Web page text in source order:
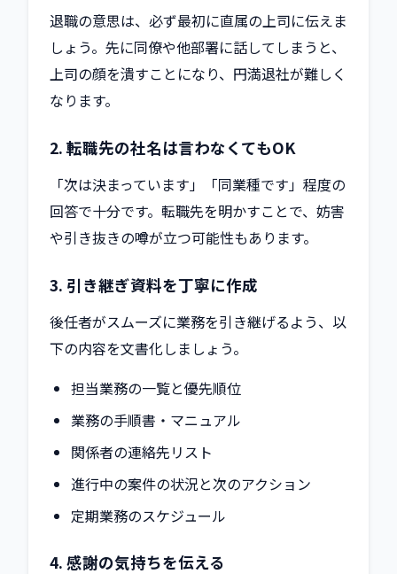
退職の意思は、必ず最初に直属の上司に伝えま
しょう。先に同僚や他部署に話してしまうと、
上司の顔を潰すことになり、円満退社が難しく
なります。
2. 転職先の社名は言わなくてもOK
「次は決まっています」「同業種です」程度の
回答で十分です。転職先を明かすことで、妨害
や引き抜きの噂が立つ可能性もあります。
3. 引き継ぎ資料を丁寧に作成
後任者がスムーズに業務を引き継げるよう、以
下の内容を文書化しましょう。
担当業務の一覧と優先順位
業務の手順書・マニュアル
関係者の連絡先リスト
進行中の案件の状況と次のアクション
定期業務のスケジュール
4. 感謝の気持ちを伝える